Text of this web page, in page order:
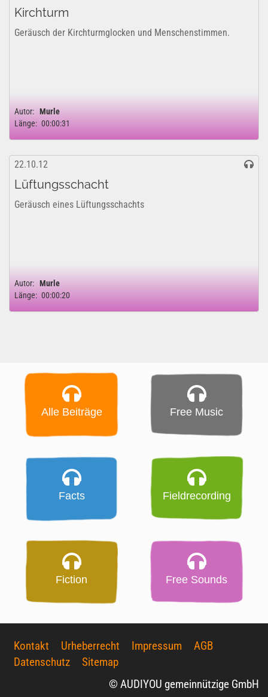
Kirchturm
Geräusch der Kirchturmglocken und Menschenstimmen.
Autor: Murle
Länge: 00:00:31
22.10.12
Lüftungsschacht
Geräusch eines Lüftungsschachts
Autor: Murle
Länge: 00:00:20
Alle Beiträge Free Music
Facts Fieldrecording
Fiction Free Sounds
Kontakt Urheberrecht Impressum
AGB
Datenschutz
Sitemap
© AUDIYOU gemeinnützige GmbH